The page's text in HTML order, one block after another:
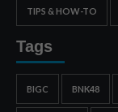
TIPS & HOW-TO
Tags
BIGC BNK48